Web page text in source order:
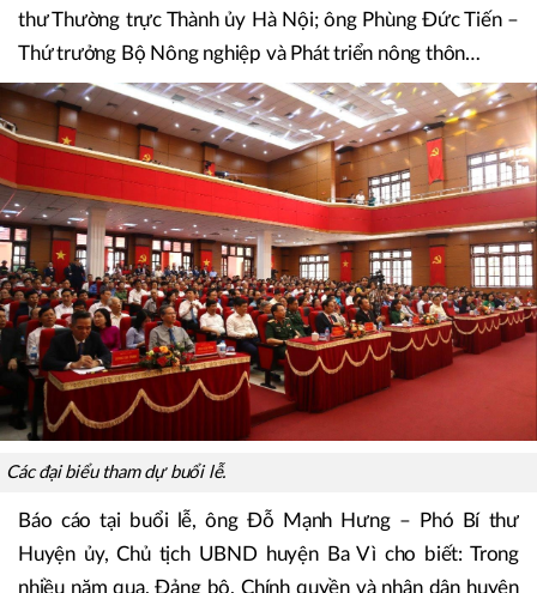
Nguyên Ủy viên Bộ Chính trị, Nguyên Bí thư Thành ủyHà
Nội; bà Nguyễn Thị Tuyến – Uỷ viên Trung ương Đảng,
Phó Bí thư Thường trực Thành ủy, Trưởng Ban chỉ đạo
Chương trình 04 của Thành ủy Hà Nội; bà Ngô Thị Thanh
Hằng – Nguyên Ủy viên Trung ương Đảng, Nguyên Phó Bí
thư Thường trực Thành ủy Hà Nội; ông Phùng Đức Tiến –
Thứ trưởng Bộ Nông nghiệp và Phát triển nông thôn…